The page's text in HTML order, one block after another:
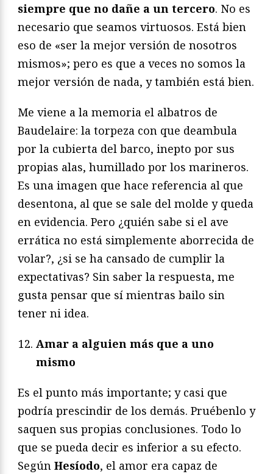
siempre que no dañe a un tercero. No es
necesario que seamos virtuosos. Está bien
eso de «ser la mejor versión de nosotros
mismos»; pero es que a veces no somos la
mejor versión de nada, y también está bien.
Me viene a la memoria el albatros de
Baudelaire: la torpeza con que deambula
por la cubierta del barco, inepto por sus
propias alas, humillado por los marineros.
Es una imagen que hace referencia al que
desentona, al que se sale del molde y queda
en evidencia. Pero ¿quién sabe si el ave
errática no está simplemente aborrecida de
volar?, ¿si se ha cansado de cumplir la
expectativas? Sin saber la respuesta, me
gusta pensar que sí mientras bailo sin
tener ni idea.
Amar a alguien más que a uno
mismo
Es el punto más importante; y casi que
podría prescindir de los demás. Pruébenlo y
saquen sus propias conclusiones. Todo lo
que se pueda decir es inferior a su efecto.
Según Hesíodo, el amor era capaz de